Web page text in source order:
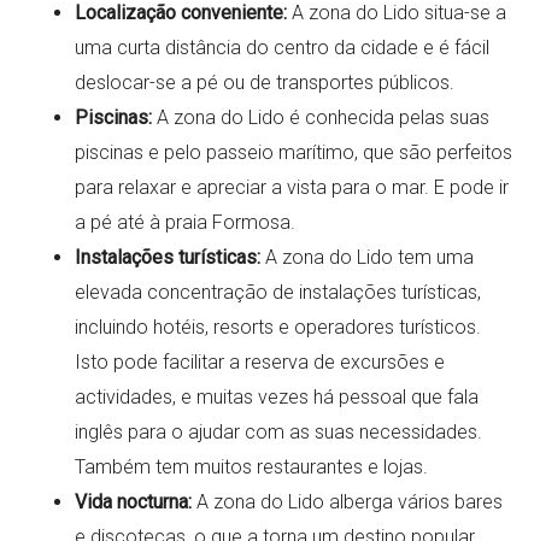
Localização conveniente:A zona do Lido situa-se a
uma curta distância do centro da cidade e é fácil
deslocar-se a pé ou de transportes públicos.
Piscinas: A zona do Lido é conhecida pelas suas
piscinas e pelo passeio marítimo, que são perfeitos
para relaxar e apreciar a vista para o mar. E pode ir
a pé até à praia Formosa.
Instalações turísticas: A zona do Lido tem uma
elevada concentração de instalações turísticas,
incluindo hotéis, resorts e operadores turísticos.
Isto pode facilitar a reserva de excursões e
actividades, e muitas vezes há pessoal que fala
inglês para o ajudar com as suas necessidades.
Também tem muitos restaurantes e lojas.
Vida nocturna:A zona do Lido alberga vários bares